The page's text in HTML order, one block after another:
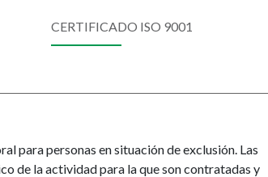
CERTIFICADO ISO 9001
para personas en situación de exclusión. Las
de la actividad para la que son contratadas y